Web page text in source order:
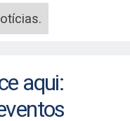
aqui: